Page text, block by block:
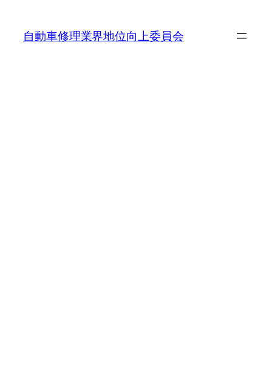
自動車修理業界地位向上委員会